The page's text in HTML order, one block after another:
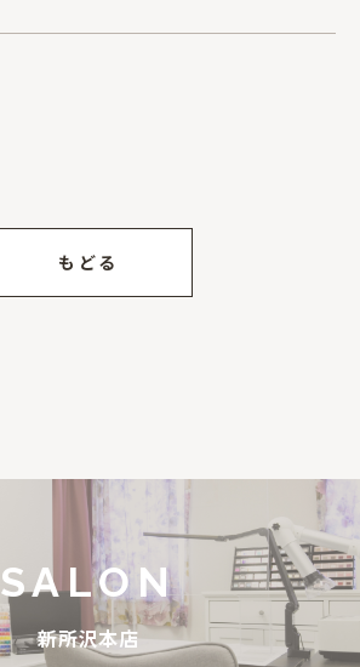
もどる
SALON
新所沢本店